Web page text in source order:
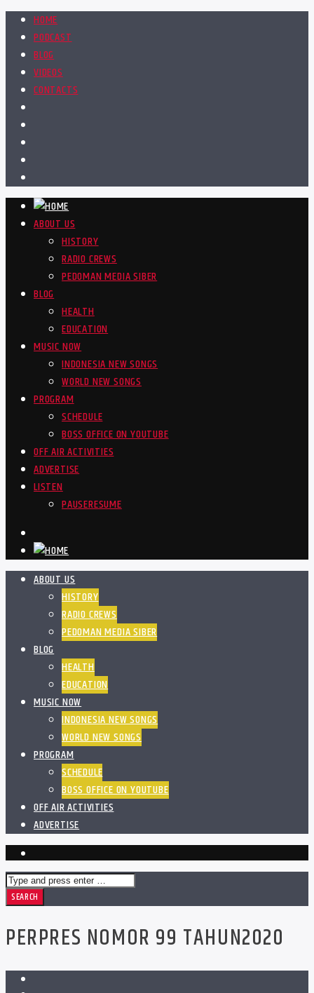
HOME
PODCAST
BLOG
VIDEOS
CONTACTS
ABOUT US
HISTORY
RADIO CREWS
PEDOMAN MEDIA SIBER
BLOG
HEALTH
EDUCATION
MUSIC NOW
INDONESIA NEW SONGS
WORLD NEW SONGS
PROGRAM
SCHEDULE
BOSS OFFICE ON YOUTUBE
OFF AIR ACTIVITIES
ADVERTISE
LISTEN
PAUSERESUME
ABOUT US
HISTORY
RADIO CREWS
PEDOMAN MEDIA SIBER
BLOG
HEALTH
EDUCATION
MUSIC NOW
INDONESIA NEW SONGS
WORLD NEW SONGS
PROGRAM
SCHEDULE
BOSS OFFICE ON YOUTUBE
OFF AIR ACTIVITIES
ADVERTISE
PERPRES NOMOR 99 TAHUN2020